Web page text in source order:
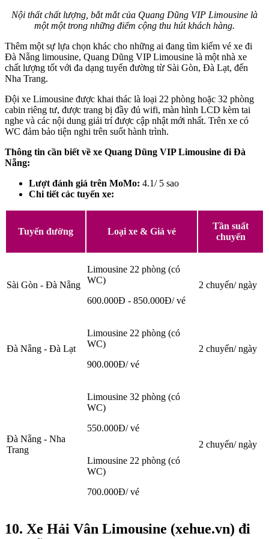
Nội thất chất lượng, bắt mắt của Quang Dũng VIP Limousine là
một một trong những điểm cộng thu hút khách hàng.
Thêm một sự lựa chọn khác cho những ai đang tìm kiếm vé xe đi
Đà Nẵng limousine, Quang Dũng VIP Limousine là một nhà xe
chất lượng tốt với đa dạng tuyến đường từ Sài Gòn, Đà Lạt, đến
Nha Trang.
Đội xe Limousine được khai thác là loại 22 phòng hoặc 32 phòng
cabin riêng tư, được trang bị đầy đủ wifi, màn hình LCD kèm tai
nghe và các nội dung giải trí được cập nhật mới nhất. Trên xe có
WC đảm bảo tiện nghi trên suốt hành trình.
Thông tin cần biết về xe Quang Dũng VIP Limousine đi Đà
Nẵng:
Lượt đánh giá trên MoMo: 4.1/ 5 sao
Chi tiết các tuyến xe:
Tuyến đường Loại xe & Giá vé
Tần suất
chuyến
Sài Gòn - Đà Nẵng
Limousine 22 phòng (có
WC)
600.000Đ - 850.000Đ/ vé
2 chuyến/ ngày
Đà Nẵng - Đà Lạt
Limousine 22 phòng (có
WC)
900.000Đ/ vé
2 chuyến/ ngày
Đà Nẵng - Nha
Trang
Limousine 32 phòng (có
WC)
550.000Đ/ vé
2 chuyến/ ngày
Limousine 22 phòng (có
WC)
700.000Đ/ vé
10. Xe Hải Vân Limousine (xehue.vn) đi